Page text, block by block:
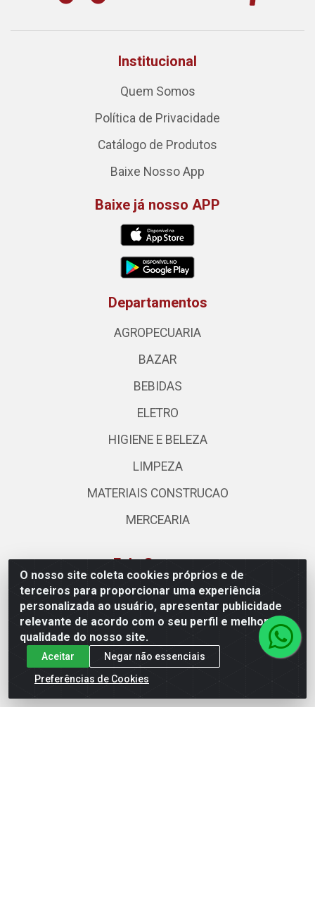
O nosso site coleta cookies próprios e de
terceiros para proporcionar uma experiência
personalizada ao usuário, apresentar publicidade
relevante de acordo com o seu perfil e melhorar a
qualidade do nosso site.
Aceitar
Negar não essenciais
Preferências de Cookies
Institucional
Quem Somos
Política de Privacidade
Catálogo de Produtos
Baixe Nosso App
Baixe já nosso APP
Departamentos
AGROPECUARIA
BAZAR
BEBIDAS
ELETRO
HIGIENE E BELEZA
LIMPEZA
MATERIAIS CONSTRUCAO
MERCEARIA
Fale Conosco
(62) 3310-3544
(62) 99964-9927
atendimento@rivershop.com.br
Instagram
Formas de Pagamento